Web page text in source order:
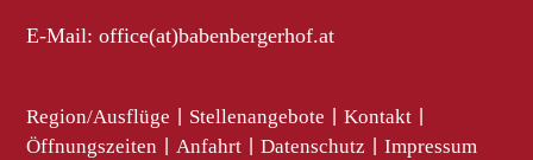
E-Mail:office(at)babenbergerhof.at
Region/Ausflüge Stellenangebote Kontakt
Öffnungszeiten Anfahrt Datenschutz Impressum